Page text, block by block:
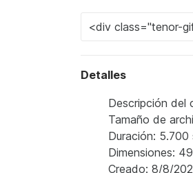
Detalles
Descripción del
Tamaño de
Duración: 5.700
Dimensiones:
Creado: 8/8/